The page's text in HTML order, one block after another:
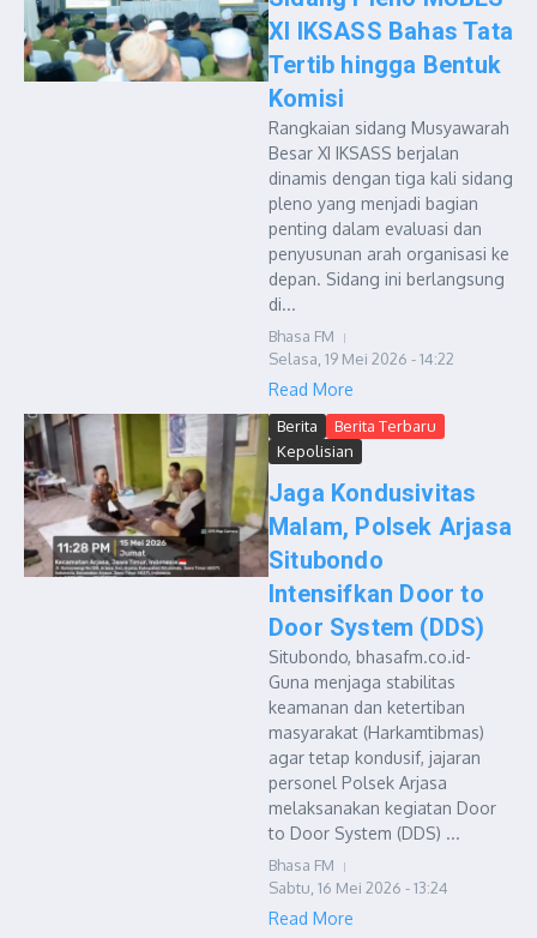
XI IKSASS Bahas Tata
Tertib hingga Bentuk
Komisi
Rangkaian sidang Musyawarah
Besar XI IKSASS berjalan
dinamis dengan tiga kali sidang
pleno yang menjadi bagian
penting dalam evaluasi dan
penyusunan arah organisasi ke
depan. Sidang ini berlangsung
di...
Bhasa FM
Selasa, 19 Mei 2026 - 14:22
Read More
Berita
Berita Terbaru
Kepolisian
Jaga Kondusivitas
Malam, Polsek Arjasa
Situbondo
Intensifkan Door to
Door System (DDS)
Situbondo, bhasafm.co.id-
Guna menjaga stabilitas
keamanan dan ketertiban
masyarakat (Harkamtibmas)
agar tetap kondusif, jajaran
personel Polsek Arjasa
melaksanakan kegiatan Door
to Door System (DDS) ...
Bhasa FM
Sabtu, 16 Mei 2026 - 13:24
Read More